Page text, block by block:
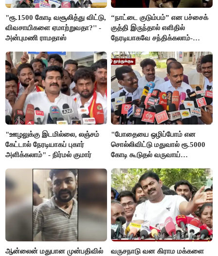
"ரூ.1500 கோடி வசூலித்து விட்டு,
விவசாயிகளை ஏமாற்றுவதா?'' -
அன்புமணி ராமதாஸ்
“நாட்டை குடும்பம்” என பச்சைக்
குத்தி இருந்தால் எளிதில்
நேரடியாகவே சந்திக்கலாம்-
"ஊழலுக்கு இடமில்லை, லஞ்சம்
கேட்டால் நேரடியாகப் புகார்
அளிக்கலாம்" - நிர்மல் குமார்
"போதையை ஒழிப்போம் என
சொல்லிவிட்டு மதுவால் ரூ.5000
கோடி கூடுதல் வருவாய்
மார்க்கண்டேயன்
ஆன்லைன் மதுபான முன்பதிவில்
வருசநாடு வன கிராம மக்களை